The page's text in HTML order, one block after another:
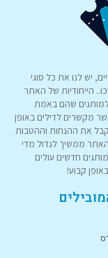
יש לנו את כל סוגי
הייחודיות של האתר
למותגים שהם באמת
מקשרים לדילים באופן
את ההנחות וההטבות
ממשיך לגדול מדי
חדשים עולים
קבוע!